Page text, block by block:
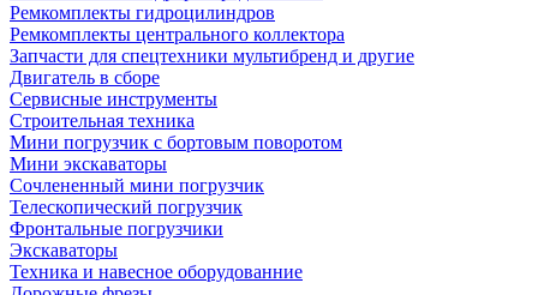
Ремкомплекты гидроцилиндров
Ремкомплекты центрального коллектора
Запчасти для спецтехники мультибренд и другие
Двигатель в сборе
Сервисные инструменты
Строительная техника
Мини погрузчик с бортовым поворотом
Мини экскаваторы
Сочлененный мини погрузчик
Телескопический погрузчик
Фронтальные погрузчики
Экскаваторы
Техника и навесное оборудованние